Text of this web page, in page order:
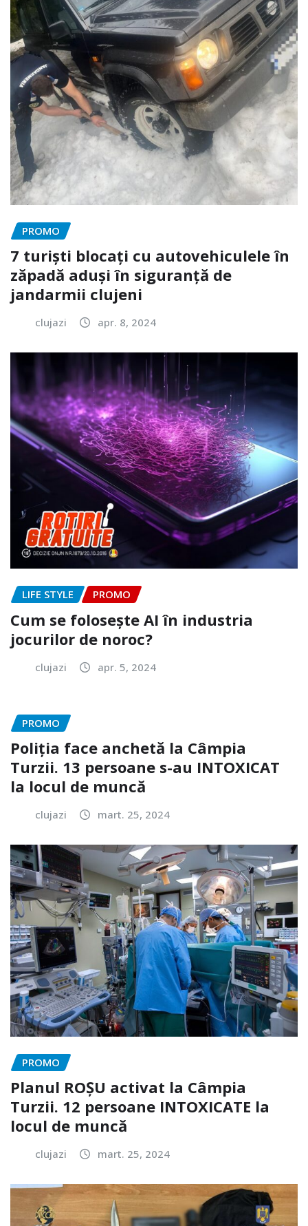
PROMO
7 turiști blocați cu autovehiculele în
zăpadă aduși în siguranță de
jandarmii clujeni
clujazi apr. 8, 2024
LIFE STYLE PROMO
Cum se folosește AI în industria
jocurilor de noroc?
clujazi apr. 5, 2024
PROMO
Poliția face anchetă la Câmpia
Turzii. 13 persoane s-au INTOXICAT
la locul de muncă
clujazi mart. 25, 2024
PROMO
Planul ROȘU activat la Câmpia
Turzii. 12 persoane INTOXICATE la
locul de muncă
clujazi mart. 25, 2024